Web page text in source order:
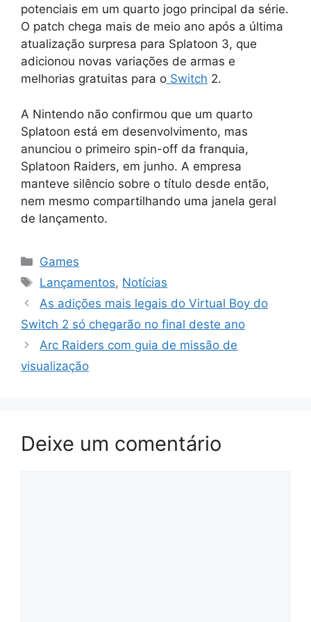
potenciais em um quarto jogo principal da série.
O patch chega mais de meio ano após a última
atualização surpresa para Splatoon 3, que
adicionou novas variações de armas e
melhorias gratuitas para o Switch 2.
A Nintendo não confirmou que um quarto
Splatoon está em desenvolvimento, mas
anunciou o primeiro spin-off da franquia,
Splatoon Raiders, em junho. A empresa
manteve silêncio sobre o título desde então,
nem mesmo compartilhando uma janela geral
de lançamento.
Categorias
Games
Tags
Lançamentos, Notícias
As adições mais legais do Virtual Boy do
Switch 2 só chegarão no final deste ano
Arc Raiders com guia de missão de
visualização
Deixe um comentário